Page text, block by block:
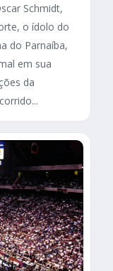
Schmidt,
o ídolo do
do Parnaíba,
em sua
da